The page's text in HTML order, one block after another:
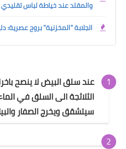
والمقلد عند خياطة لباس تقليدي
الجلابة "المخزنية" بروح عصرية:
عند سلق البيض لا ينصح
الثلاثجة الى السلق في
سيتشقق ويخرج الصفار